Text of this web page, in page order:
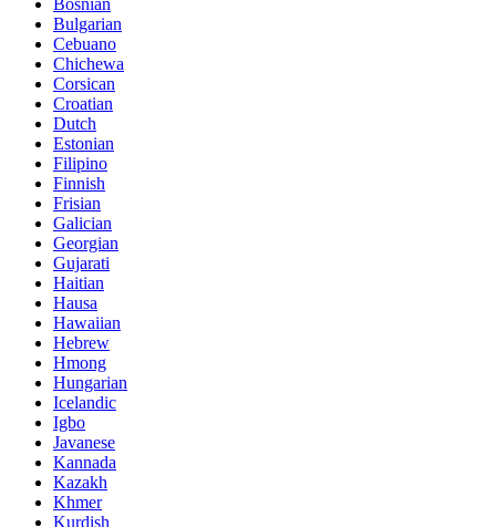
Bosnian
Bulgarian
Cebuano
Chichewa
Corsican
Croatian
Dutch
Estonian
Filipino
Finnish
Frisian
Galician
Georgian
Gujarati
Haitian
Hausa
Hawaiian
Hebrew
Hmong
Hungarian
Icelandic
Igbo
Javanese
Kannada
Kazakh
Khmer
Kurdish